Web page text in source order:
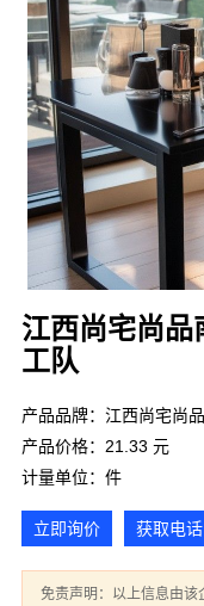
江西尚宅尚品
工队
产品品牌：江西尚宅尚品
产品价格：21.33 元
计量单位：件
立即询价 获取电话
免责声明：以上信息由